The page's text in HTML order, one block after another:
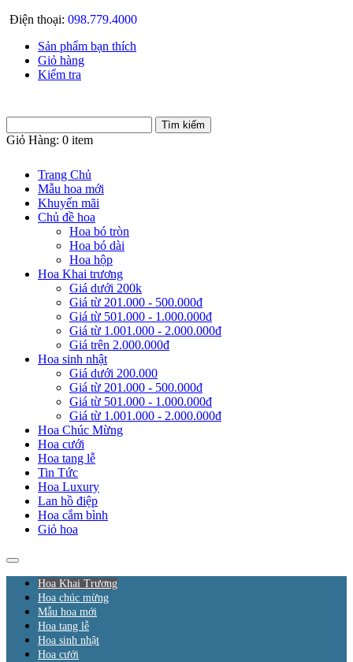
Điện thoại: 098.779.4000
Sản phẩm bạn thích
Giỏ hàng
Kiểm tra
Giỏ Hàng: 0 item
Trang Chủ
Mẫu hoa mới
Khuyến mãi
Chủ đề hoa
Hoa bó tròn
Hoa bó dài
Hoa hộp
Hoa Khai trương
Giá dưới 200k
Giá từ 201.000 - 500.000đ
Giá từ 501.000 - 1.000.000đ
Giá từ 1.001.000 - 2.000.000đ
Giá trên 2.000.000đ
Hoa sinh nhật
Giá dưới 200.000
Giá từ 201.000 - 500.000đ
Giá từ 501.000 - 1.000.000đ
Giá từ 1.001.000 - 2.000.000đ
Hoa Chúc Mừng
Hoa cưới
Hoa tang lễ
Tin Tức
Hoa Luxury
Lan hồ điệp
Hoa cắm bình
Giỏ hoa
Hoa Khai Trương
Hoa chúc mừng
Mẫu hoa mới
Hoa tang lễ
Hoa sinh nhật
Hoa cưới